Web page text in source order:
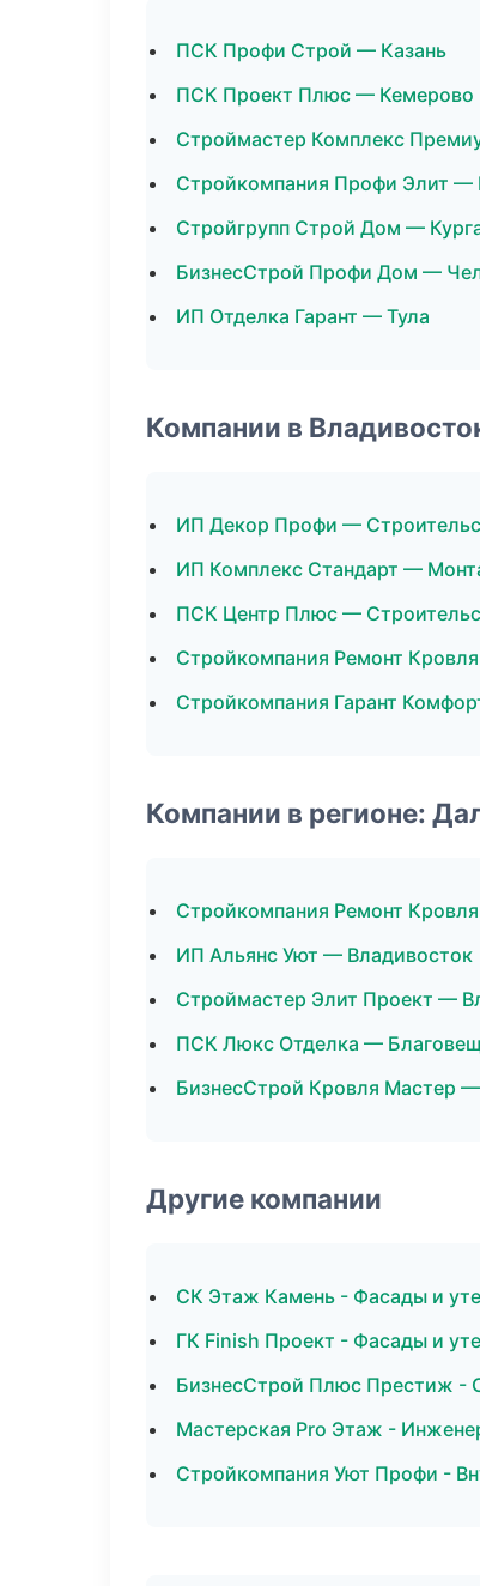
ПСК Профи Строй — Казань
ПСК Проект Плюс — Кемерово
Строймастер Комплекс
Стройкомпания Профи Элит —
Стройгрупп Строй Дом —
БизнесСтрой Профи Дом —
ИП Отделка Гарант — Тула
Компании в
ИП Декор Профи —
ИП Комплекс Стандарт —
ПСК Центр Плюс —
Стройкомпания Ремонт
Стройкомпания Гарант
Компании в регионе:
Стройкомпания Ремонт
ИП Альянс Уют — Владивосток
Строймастер Элит Проект —
ПСК Люкс Отделка —
БизнесСтрой Кровля Мастер
Другие компании
СК Этаж Камень - Фасады и
ГК Finish Проект - Фасады и
БизнесСтрой Плюс Престиж -
Мастерская Pro Этаж -
Стройкомпания Уют Профи -